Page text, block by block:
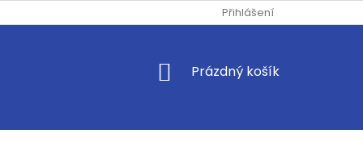
Přihlášení
NÁKUPNÍ
Prázdný košík